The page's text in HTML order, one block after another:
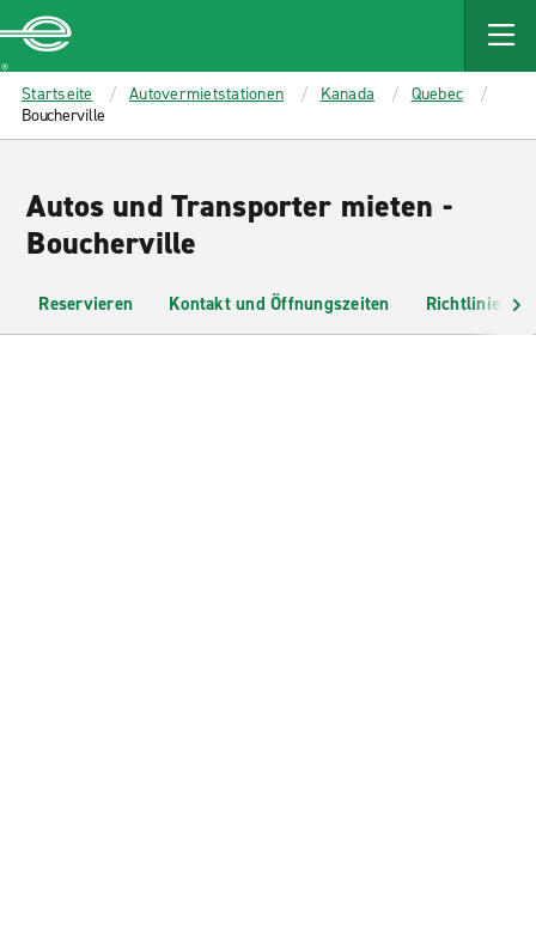
MAIN
CONTENT
Enterprise
Startseite Autovermietstationen Kanada
Quebec
Boucherville
Autos und Transporter mieten -
Boucherville
Reservieren Kontakt und Öffnungszeiten Richtlinien